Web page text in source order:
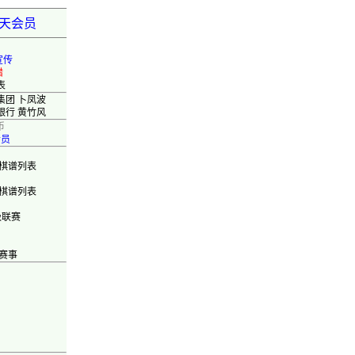
会员
传
团 卜凤波
行 黄竹风
谱列表
谱列表
赛
事